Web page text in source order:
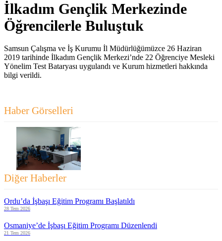
İlkadım Gençlik Merkezinde
Öğrencilerle Buluştuk
Samsun Çalışma ve İş Kurumu İl Müdürlüğümüzce 26 Haziran
2019 tarihinde İlkadım Gençlik Merkezi’nde 22 Öğrenciye Mesleki
Yönelim Test Bataryası uygulandı ve Kurum hizmetleri hakkında
bilgi verildi.
Haber Görselleri
Diğer Haberler
Ordu’da İşbaşı Eğitim Programı Başlatıldı
28 Tem 2026
Osmaniye’de İşbaşı Eğitim Programı Düzenlendi
21 Tem 2026